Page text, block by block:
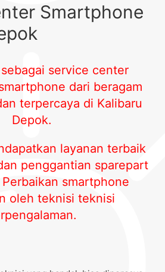
Smartphone
service center
dari beragam
terpercaya di Kalibaru
Depok.
layanan terbaik
penggantian sparepart
smartphone
oleh teknisi teknisi